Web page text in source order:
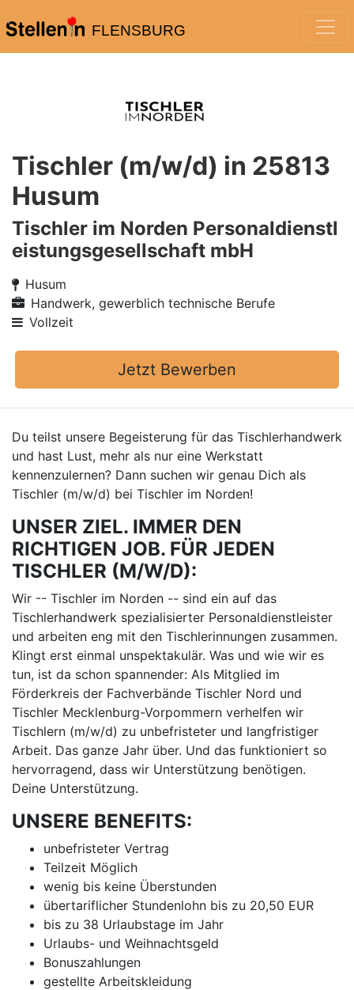
FLENSBURG
Tischler (m/w/d) in 25813
Husum
Tischler im Norden Personaldienstl
eistungsgesellschaft mbH
Husum
Handwerk, gewerblich technische Berufe
Vollzeit
Jetzt Bewerben
Du teilst unsere Begeisterung für das Tischlerhandwerk
und hast Lust, mehr als nur eine Werkstatt
kennenzulernen? Dann suchen wir genau Dich als
Tischler (m/w/d) bei Tischler im Norden!
UNSER ZIEL. IMMER DEN
RICHTIGEN JOB. FÜR JEDEN
TISCHLER (M/W/D):
Wir -- Tischler im Norden -- sind ein auf das
Tischlerhandwerk spezialisierter Personaldienstleister
und arbeiten eng mit den Tischlerinnungen zusammen.
Klingt erst einmal unspektakulär. Was und wie wir es
tun, ist da schon spannender: Als Mitglied im
Förderkreis der Fachverbände Tischler Nord und
Tischler Mecklenburg-Vorpommern verhelfen wir
Tischlern (m/w/d) zu unbefristeter und langfristiger
Arbeit. Das ganze Jahr über. Und das funktioniert so
hervorragend, dass wir Unterstützung benötigen.
Deine Unterstützung.
UNSERE BENEFITS:
unbefristeter Vertrag
Teilzeit Möglich
wenig bis keine Überstunden
übertariflicher Stundenlohn bis zu 20,50 EUR
bis zu 38 Urlaubstage im Jahr
Urlaubs- und Weihnachtsgeld
Bonuszahlungen
gestellte Arbeitskleidung